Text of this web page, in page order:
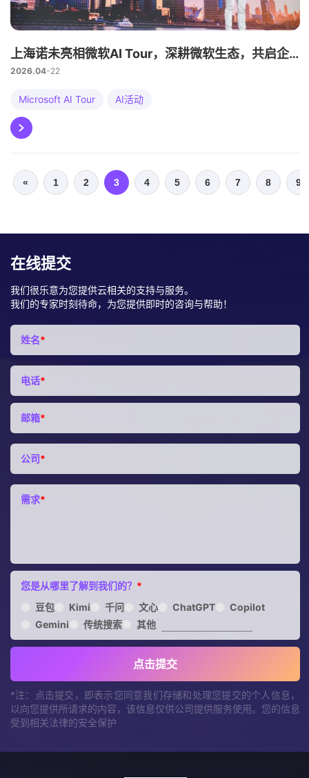
上海诺未亮相微软AI Tour，深耕微软生态，共启企业智能体时代新篇章
22
2026.04
Microsoft AI Tour AI活动
« 1 2 3 4 5 6 7 8 9
在线提交
我们很乐意为您提供云相关的支持与服务。
我们的专家时刻待命，为您提供即时的咨询与帮助！
姓名*
电话*
邮箱*
公司*
需求*
您是从哪里了解到我们的？ *
豆包
Kimi 千问 文心 ChatGPT
Copilot
Gemini
传统搜索 其他
点击提交
*注：点击提交，即表示您同意我们存储和处理您提交的个人信息，
以向您提供所请求的内容，该信息仅供公司提供服务使用。您的信息
受到相关法律的安全保护